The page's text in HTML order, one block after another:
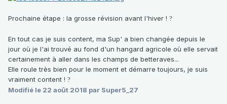
Prochaine étape : la grosse révision avant l'hiver ! ?
En tout cas je suis content, ma Sup' a bien changée depuis le
jour où je l'ai trouvé au fond d'un hangard agricole où elle servait
certainement à aller dans les champs de betteraves...
Elle roule très bien pour le moment et démarre toujours, je suis
vraiment content ! ?
Modifié le 22 août 2018 par Super5_27